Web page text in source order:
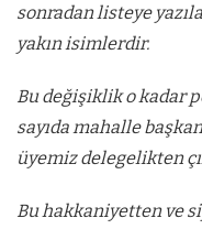
sonradan listeye
yakın isimlerdir.
Bu değişiklik o kadar
sayıda mahalle
üyemiz delegelikten
Bu hakkaniyetten ve